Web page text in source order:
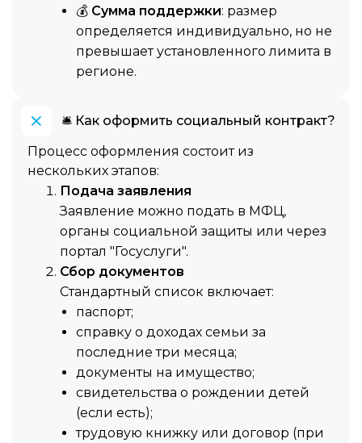
💰 Сумма поддержки: размер
определяется индивидуально, но не
превышает установленного лимита в
регионе.
🛎️ Как оформить социальный контракт?
Процесс оформления состоит из
нескольких этапов:
Подача заявления
Заявление можно подать в МФЦ,
органы социальной защиты или через
портал "Госуслуги".
Сбор документов
Стандартный список включает:
паспорт;
справку о доходах семьи за
последние три месяца;
документы на имущество;
свидетельства о рождении детей
(если есть);
трудовую книжку или договор (при